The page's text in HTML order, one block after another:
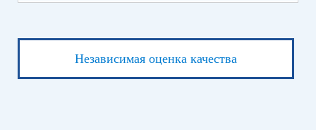
Независимая оценка качества